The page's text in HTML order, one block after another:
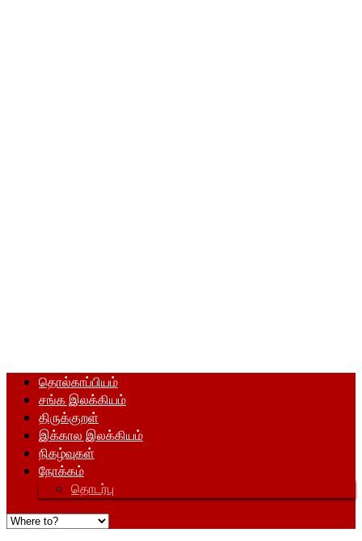
தொல்காப்பியம்
சங்க இலக்கியம்
திருக்குறள்
இக்கால இலக்கியம்
நிகழ்வுகள்
நோக்கம்
தொடர்பு